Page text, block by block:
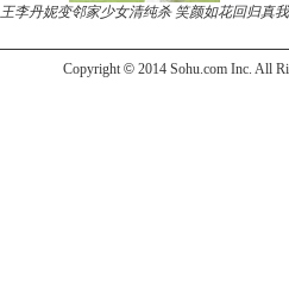
王李丹妮变邻家少女清纯杀 笑颜如花回归真我
Copyright © 2014 Sohu.com Inc. All